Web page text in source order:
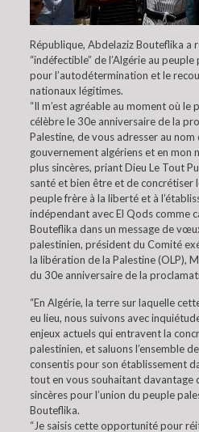
République, Abdelaziz Bouteflika a
“indéfectible” de l’Algérie au
pour l’autodétermination et le
nationaux légitimes.
“Il m’est agréable au moment où le
célèbre le 30e anniversaire de la
Palestine, de vous adresser au
gouvernement algériens et en mon
plus sincères, priant Dieu Le Tout
santé et bien être et de concrétiser
peuple frère à la liberté et à
indépendant avec El Qods comme
Bouteflika dans un message de
palestinien, président du Comité
la libération de la Palestine (OLP),
du 30e anniversaire de la
“En Algérie, la terre sur laquelle
eu lieu, nous suivons avec
enjeux actuels qui entravent la
palestinien, et saluons l’ensemble
consentis pour son établissement
tout en vous souhaitant davantage
sincères pour l’union du peuple
Bouteflika.
“Je saisis cette opportunité pour